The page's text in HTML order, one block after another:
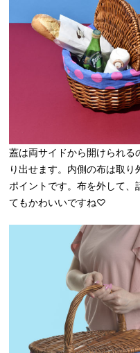
蓋は両サイドから開けられる
り出せます。内側の布は取
ポイントです。布を外して、
てもかわいいですね♡